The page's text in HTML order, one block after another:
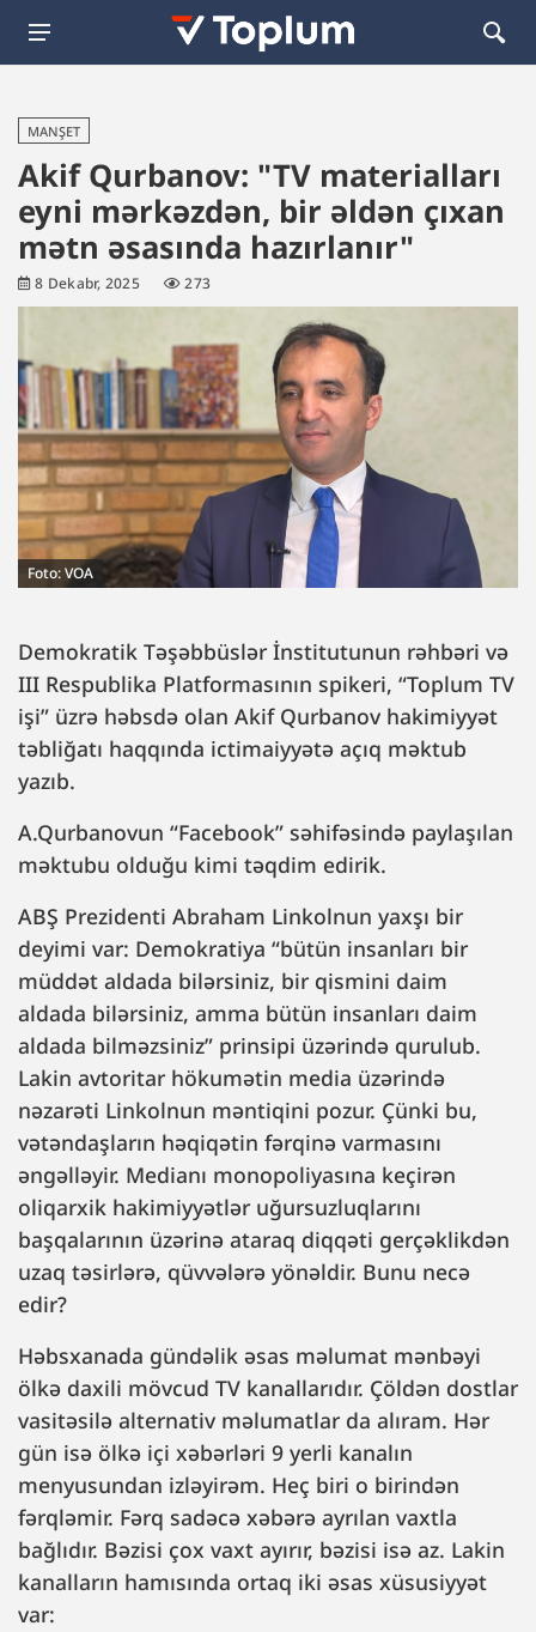
MANŞET
Akif Qurbanov: "TV materialları
eyni mərkəzdən, bir əldən çıxan
mətn əsasında hazırlanır"
8 Dekabr, 2025 273
Foto: VOA
Demokratik Təşəbbüslər İnstitutunun rəhbəri və
III Respublika Platformasının spikeri, “Toplum TV
işi” üzrə həbsdə olan Akif Qurbanov hakimiyyət
təbliğatı haqqında ictimaiyyətə açıq məktub
yazıb.
A.Qurbanovun “Facebook” səhifəsində paylaşılan
məktubu olduğu kimi təqdim edirik.
ABŞ Prezidenti Abraham Linkolnun yaxşı bir
deyimi var: Demokratiya “bütün insanları bir
müddət aldada bilərsiniz, bir qismini daim
aldada bilərsiniz, amma bütün insanları daim
aldada bilməzsiniz” prinsipi üzərində qurulub.
Lakin avtoritar hökumətin media üzərində
nəzarəti Linkolnun məntiqini pozur. Çünki bu,
vətəndaşların həqiqətin fərqinə varmasını
əngəlləyir. Medianı monopoliyasına keçirən
oliqarxik hakimiyyətlər uğursuzluqlarını
başqalarının üzərinə ataraq diqqəti gerçəklikdən
uzaq təsirlərə, qüvvələrə yönəldir. Bunu necə
edir?
Həbsxanada gündəlik əsas məlumat mənbəyi
ölkə daxili mövcud TV kanallarıdır. Çöldən dostlar
vasitəsilə alternativ məlumatlar da alıram. Hər
gün isə ölkə içi xəbərləri 9 yerli kanalın
menyusundan izləyirəm. Heç biri o birindən
fərqləmir. Fərq sadəcə xəbərə ayrılan vaxtla
bağlıdır. Bəzisi çox vaxt ayırır, bəzisi isə az. Lakin
kanalların hamısında ortaq iki əsas xüsusiyyət
var: